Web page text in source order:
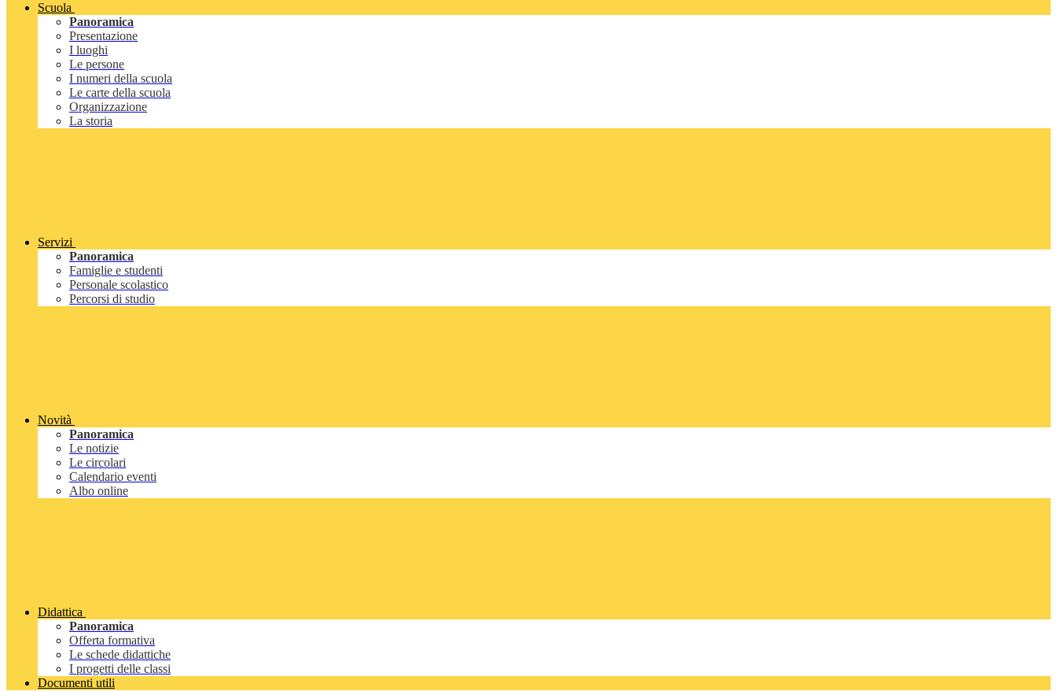
Scuola
Panoramica
Presentazione
I luoghi
Le persone
I numeri della scuola
Le carte della scuola
Organizzazione
La storia
Servizi
Panoramica
Famiglie e studenti
Personale scolastico
Percorsi di studio
Novità
Panoramica
Le notizie
Le circolari
Calendario eventi
Albo online
Didattica
Panoramica
Offerta formativa
Le schede didattiche
I progetti delle classi
Documenti utili